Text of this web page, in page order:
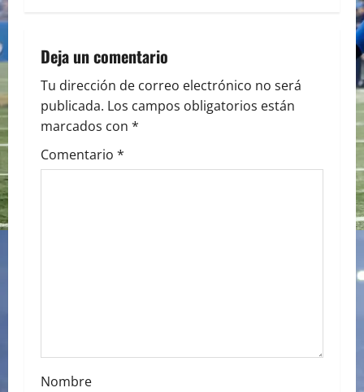
v
i
g
a
Deja un comentario
Tu dirección de correo electrónico no será
publicada. Los campos obligatorios están
marcados con *
Comentario *
Nombre